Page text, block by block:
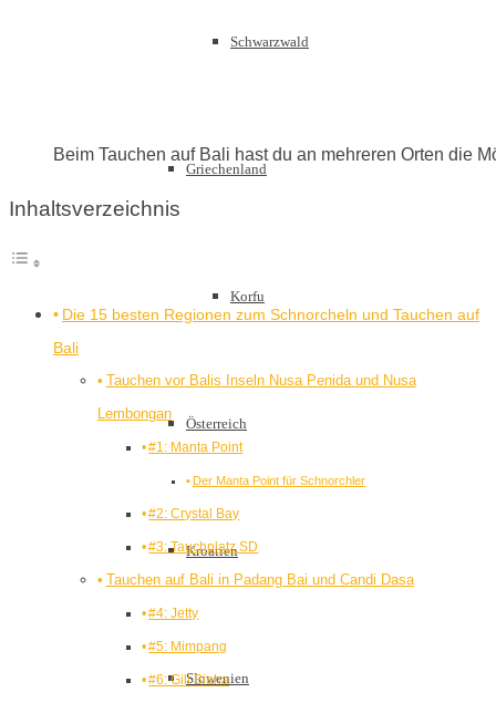
Schwarzwald
Griechenland
Korfu
Österreich
Kroatien
Slowenien
Beim Tauchen auf Bali hast du an mehreren Orten die
Inhaltsverzeichnis
Die 15 besten Regionen zum Schnorcheln und Tauchen auf
Bali
Tauchen vor Balis Inseln Nusa Penida und Nusa
Lembongan
#1: Manta Point
Der Manta Point für Schnorchler
#2: Crystal Bay
#3: Tauchplatz SD
Tauchen auf Bali in Padang Bai und Candi Dasa
#4: Jetty
#5: Mimpang
#6: Gili Biaha